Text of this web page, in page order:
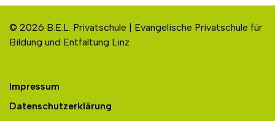
© 2026 B.E.L. Privatschule | Evangelische Privatschule für
Bildung und Entfaltung Linz
Impressum
Datenschutzerklärung